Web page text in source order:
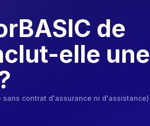
de
elle une
sans contrat d'assurance ni d'assistance)